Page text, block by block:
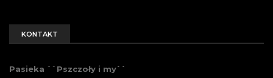
KONTAKT
Pasieka ``Pszczoły i my``